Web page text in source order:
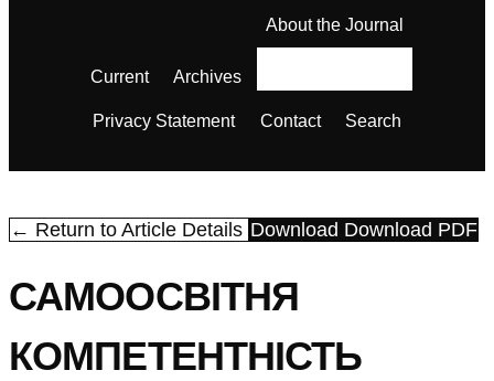
Current Archives
About the Journal
Privacy Statement Contact Search
← Return to Article Details Download Download PDF
САМООСВІТНЯ
КОМПЕТЕНТНІСТЬ